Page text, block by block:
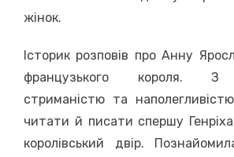
жінок.
Історик розповів про Анну
французького короля. З
стриманістю та
читати й писати спершу
королівський двір.